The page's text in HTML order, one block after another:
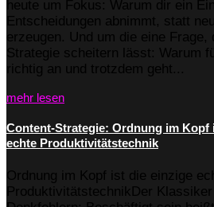
heute um Fokus: Warum dir ein
Entscheidungen abnimmt, statt
erzeugen. Und um die eine Frage,
Strategie scheitern lässt: Warum
richtig an und trotzdem geht...
mehr lesen
Content-Strategie: Ordnung im Kopf
echte Produktivitätstechnik
Ordnung im Kopf ist die einzige
ProduktivitätstechnikDer